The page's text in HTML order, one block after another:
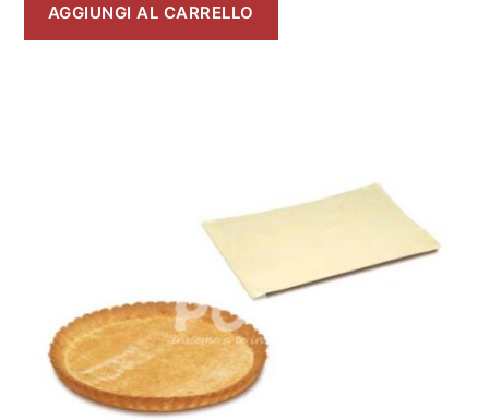
AGGIUNGI AL CARRELLO